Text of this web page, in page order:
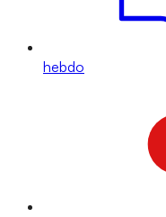
hebdo